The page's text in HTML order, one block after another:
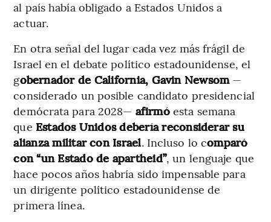
al país había obligado a Estados Unidos a
actuar.
En otra señal del lugar cada vez más frágil de
Israel en el debate político estadounidense, el
gobernador de California, Gavin Newsom—
considerado un posible candidato presidencial
demócrata para 2028— afirmóesta semana
que Estados Unidos debería reconsiderar su
alianza militar con Israel. Incluso lo comparó
con “un Estado de apartheid”, un lenguaje que
hace pocos años habría sido impensable para
un dirigente político estadounidense de
primera línea.